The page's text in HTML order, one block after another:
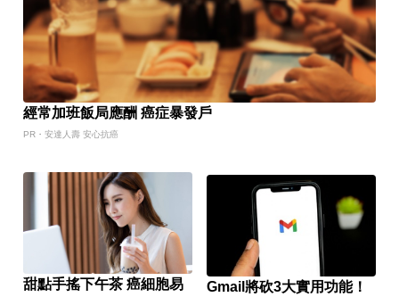
經常加班飯局應酬 癌症暴發戶
PR・安達人壽 安心抗癌
甜點手搖下午茶 癌細胞易
Gmail將砍3大實用功能！